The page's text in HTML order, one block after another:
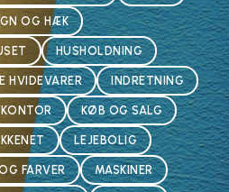
OG HÆK
HUSHOLDNING
HVIDEVARER INDRETNING
KONTOR KØB OG SALG
LEJEBOLIG
FARVER MASKINER